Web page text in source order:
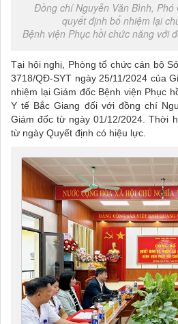
Đồng chí Nguyễn Văn Bình, Phó
quyết định bổ nhiệm lại
Bệnh viện Phục hồi chức năng với
Tại hội nghị, Phòng tổ chức cán bộ
3718/QĐ-SYT ngày 25/11/2024 của
nhiệm lại Giám đốc Bệnh viện Phục
Y tế Bắc Giang đối với đồng chí
Giám đốc từ ngày 01/12/2024. Thời
từ ngày Quyết định có hiệu lực.